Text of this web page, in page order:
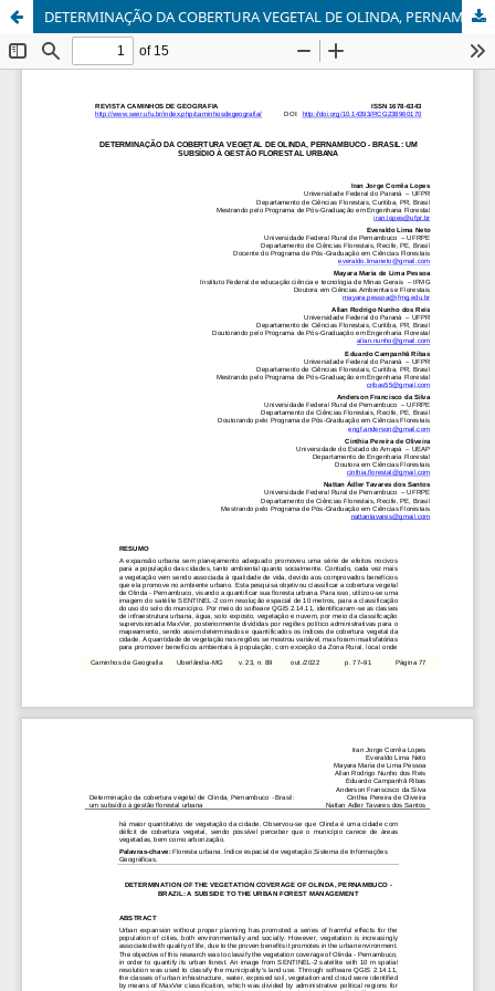
DETERMINAÇÃO DA COBERTURA VEGETAL DE OLINDA, PERNAMBUCO - BRASIL: UM SUBSÍDIO À GESTÃO FLORESTAL URBANA